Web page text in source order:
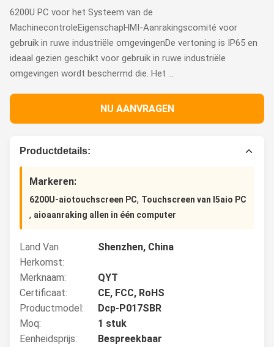
6200U PC voor het Systeem van de
MachinecontroleEigenschapHMI-Aanrakingscomité voor
gebruik in ruwe industriële omgevingenDe vertoning is IP65 en
ideaal gezien geschikt voor gebruik in ruwe industriële
omgevingen wordt beschermd die. Het ...
NU AANVRAGEN
Productdetails:
Markeren:
6200U-aiotouchscreen PC, Touchscreen van I5aio PC
, aioaanraking allen in één computer
Land Van
Herkomst:
Shenzhen, China
Merknaam:
QYT
Certificaat:
CE, FCC, RoHS
Productmodel:
Dcp-P017SBR
Moq:
1 stuk
Eenheidsprijs:
Bespreekbaar